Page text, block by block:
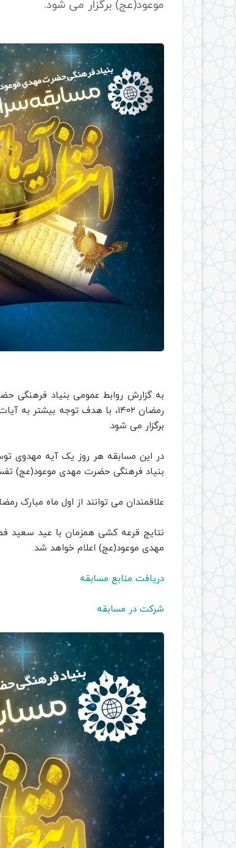
موعود(عج) برگزار می شود.
به گزارش روابط عمومی بنیاد فرهنگی
رمضان ۱۴۰۲، با هدف توجه
برگزار می شود.
در این مسابقه هر روز یک آیه مهدوی
بنیاد فرهنگی حضرت مهدی موعود(عج)
علاقمندان می توانند از اول ماه مبارک
نتایج قرعه کشی همزمان با عید سعید
مهدی موعود(عج) اعلام خواهد شد.
دریافت منابع مسابقه
شرکت در مسابقه